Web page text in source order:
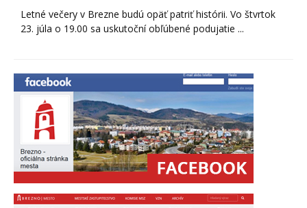
Letné večery v Brezne budú opäť patriť histórii. Vo štvrtok
23. júla o 19.00 sa uskutoční obľúbené podujatie ...